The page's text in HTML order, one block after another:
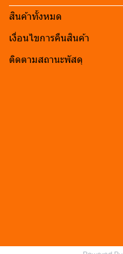
สินค้าทั้งหมด
เงื่อนไขการคืนสินค้า
ติดตามสถานะพัสดุ